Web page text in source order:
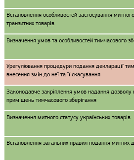
Встановлення особливостей застосування
транзитних товарів
Визначення умов та особливостей тимчасового
Урегулювання процедури подання декларації
внесення змін до неї та її скасування
Законодавче закріплення умов надання дозволу
приміщень тимчасового зберігання
Визначення митного статусу українських товарів
Встановлення загальних правил подання митних